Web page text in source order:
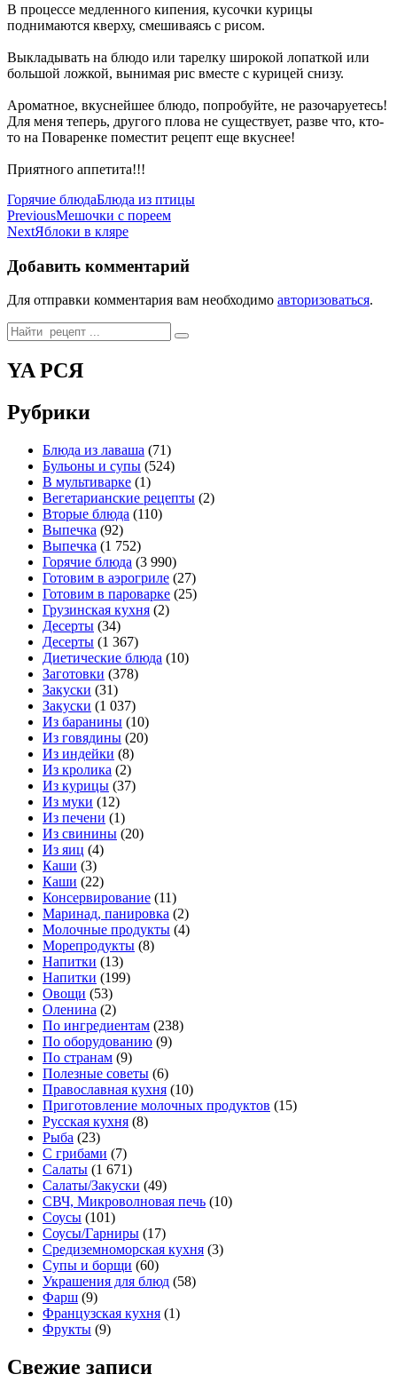
В процессе медленного кипения, кусочки курицы
поднимаются кверху, смешиваясь с рисом.
Выкладывать на блюдо или тарелку широкой лопаткой или
большой ложкой, вынимая рис вместе с курицей снизу.
Ароматное, вкуснейшее блюдо, попробуйте, не разочаруетесь!
Для меня теперь, другого плова не существует, разве что, кто-
то на Поваренке поместит рецепт еще вкуснее!
Приятного аппетита!!!
Categories
Горячие блюдаTags
Блюда из птицы
Навигация
по
записям
PreviousМешочки с пореем
NextЯблоки в кляре
Добавить комментарий
Для отправки комментария вам необходимо авторизоваться.
Search
for:
YA РСЯ
Рубрики
Блюда из лаваша (71)
Бульоны и супы (524)
В мультиварке (1)
Вегетарианские рецепты (2)
Вторые блюда (110)
Выпечка (92)
Выпечка (1 752)
Горячие блюда (3 990)
Готовим в аэрогриле (27)
Готовим в пароварке (25)
Грузинская кухня (2)
Десерты (34)
Десерты (1 367)
Диетические блюда (10)
Заготовки (378)
Закуски (31)
Закуски (1 037)
Из баранины (10)
Из говядины (20)
Из индейки (8)
Из кролика (2)
Из курицы (37)
Из муки (12)
Из печени (1)
Из свинины (20)
Из яиц (4)
Каши (3)
Каши (22)
Консервирование (11)
Маринад, панировка (2)
Молочные продукты (4)
Морепродукты (8)
Напитки (13)
Напитки (199)
Овощи (53)
Оленина (2)
По ингредиентам (238)
По оборудованию (9)
По странам (9)
Полезные советы (6)
Православная кухня (10)
Приготовление молочных продуктов (15)
Русская кухня (8)
Рыба (23)
С грибами (7)
Салаты (1 671)
Салаты/Закуски (49)
СВЧ, Микроволновая печь (10)
Соусы (101)
Соусы/Гарниры (17)
Средиземноморская кухня (3)
Супы и борщи (60)
Украшения для блюд (58)
Фарш (9)
Французская кухня (1)
Фрукты (9)
Свежие записи